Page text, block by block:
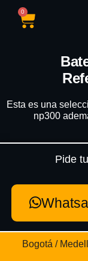
0
Esta es una
np300
Pide
Bogotá /